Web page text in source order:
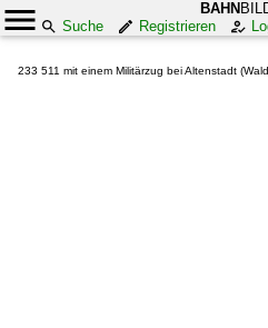
BAHN
Suche
Registrieren
233 511 mit einem Militärzug bei Altenstadt